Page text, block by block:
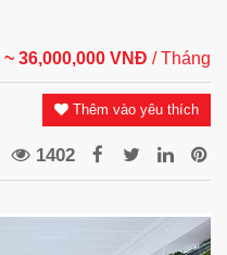
~ 36,000,000 VNĐ / Tháng
Thêm vào yêu thích
1402